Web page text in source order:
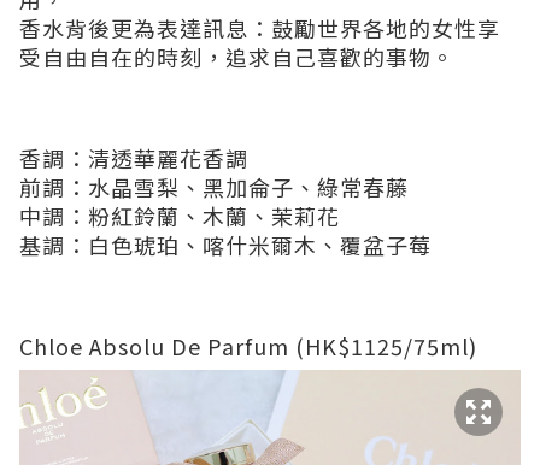
香水背後更為表達訊息：鼓勵世界各地的女性享
受自由自在的時刻，追求自己喜歡的事物。
香調：清透華麗花香調
前調：水晶雪梨、黑加侖子、綠常春藤
中調：粉紅鈴蘭、木蘭、茉莉花
基調：白色琥珀、喀什米爾木、覆盆子莓
Chloe Absolu De Parfum (HK$1125/75ml)